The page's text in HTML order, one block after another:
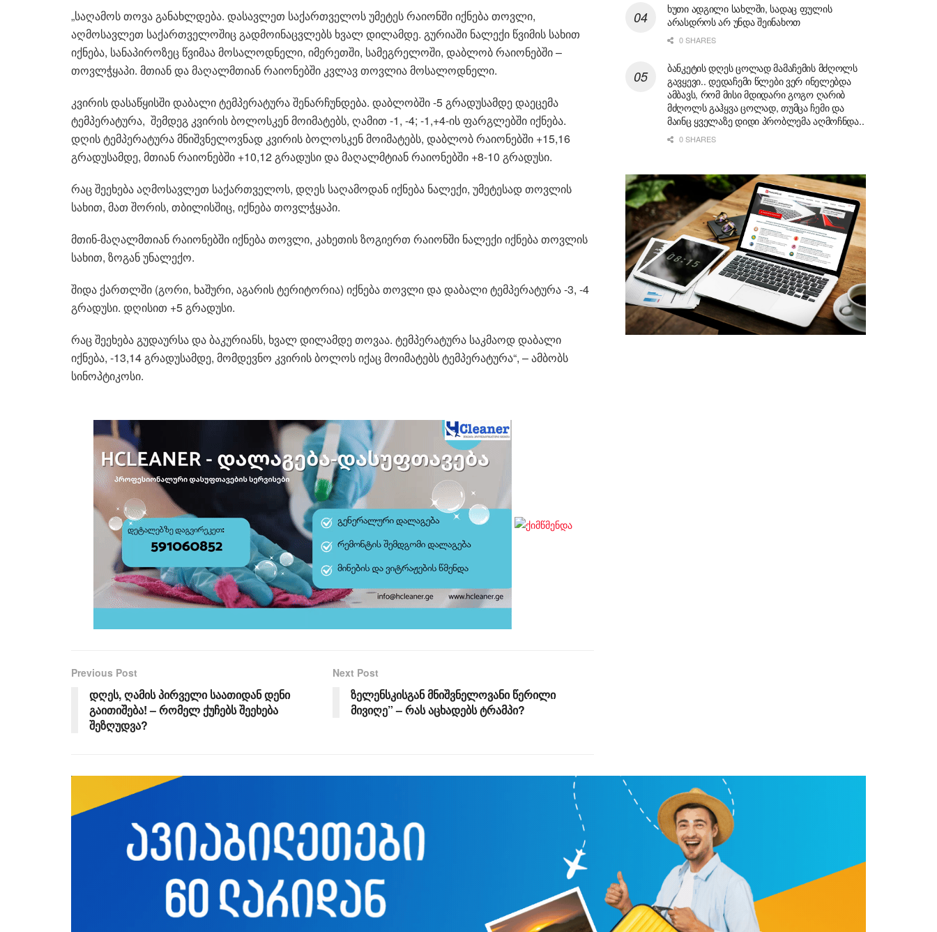
„საღამოს თოვა განახლდება. დასავლეთ საქართველოს უმეტეს რაიონში იქნება თოვლი,
აღმოსავლეთ საქართველოშიც გადმოინაცვლებს ხვალ დილამდე. გურიაში ნალექი წვიმის სახით
იქნება, სანაპიროზეც წვიმაა მოსალოდნელი, იმერეთში, სამეგრელოში, დაბლობ რაიონებში –
თოვლჭყაპი. მთიან და მაღალმთიან რაიონებში კვლავ თოვლია მოსალოდნელი.
კვირის დასაწყისში დაბალი ტემპერატურა შენარჩუნდება. დაბლობში -5 გრადუსამდე დაეცემა
ტემპერატურა, შემდეგ კვირის ბოლოსკენ მოიმატებს, ღამით -1, -4; -1,+4-ის ფარგლებში იქნება.
დღის ტემპერატურა მნიშვნელოვნად კვირის ბოლოსკენ მოიმატებს, დაბლობ რაიონებში +15,16
გრადუსამდე, მთიან რაიონებში +10,12 გრადუსი და მაღალმტიან რაიონებში +8-10 გრადუსი.
რაც შეეხება აღმოსავლეთ საქართველოს, დღეს საღამოდან იქნება ნალექი, უმეტესად თოვლის
სახით, მათ შორის, თბილისშიც, იქნება თოვლჭყაპი.
მთინ-მაღალმთიან რაიონებში იქნება თოვლი, კახეთის ზოგიერთ რაიონში ნალექი იქნება თოვლის
სახით, ზოგან უნალექო.
შიდა ქართლში (გორი, ხაშური, აგარის ტერიტორია) იქნება თოვლი და დაბალი ტემპერატურა -3, -4
გრადუსი. დღისით +5 გრადუსი.
რაც შეეხება გუდაურსა და ბაკურიანს, ხვალ დილამდე თოვაა. ტემპერატურა საკმაოდ დაბალი
იქნება, -13,14 გრადუსამდე, მომდევნო კვირის ბოლოს იქაც მოიმატებს ტემპერატურა“, – ამბობს
სინოპტიკოსი.
Previous Post
დღეს, ღამის პირველი საათიდან დენი
გაითიშება! – რომელ ქუჩებს შეეხება
შეზღუდვა?
Next Post
ზელენსკისგან მნიშვნელოვანი წერილი
მივიღე” – რას აცხადებს ტრამპი?
ხუთი ადგილი სახლში, სადაც ფულის
არასდროს არ უნდა შეინახოთ
0 SHARES
ბანკეტის დღეს ცოლად მამაჩემის მძღოლს
გავყევი.. დედაჩემი წლები ვერ ინელებდა
ამბავს, რომ მისი მდიდარი გოგო ღარიბ
მძღოლს გაჰყვა ცოლად, თუმცა ჩემი და
მაინც ყველაზე დიდი პრობლემა აღმოჩნდა..
0 SHARES